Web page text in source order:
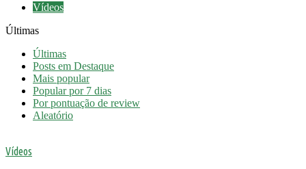
Vídeos
Últimas
Últimas
Posts em Destaque
Mais popular
Popular por 7 dias
Por pontuação de review
Aleatório
Vídeos